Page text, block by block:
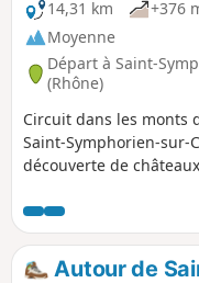
14,31 km
+376
Moyenne
Départ à Saint-
(Rhône)
Circuit dans les monts
Saint-Symphorien-sur-
découverte de
proposent des points
Lyonnais et du Forez
l'église collégiale qui
Autour de